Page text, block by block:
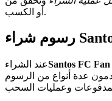
عمليات احتجاز BTR
أو الكسب.
عند الشراءSantos FC
عدة أنواع من الرسوم